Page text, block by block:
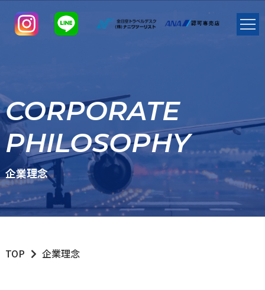
CORPORATE
PHILOSOPHY
企業理念
TOP 企業理念